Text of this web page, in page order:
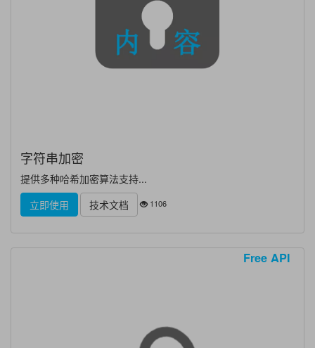
字符串加密
提供多种哈希加密算法支持...
立即使用
技术文档 1106
Free API